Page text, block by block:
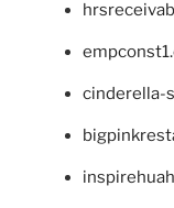
cinderella-